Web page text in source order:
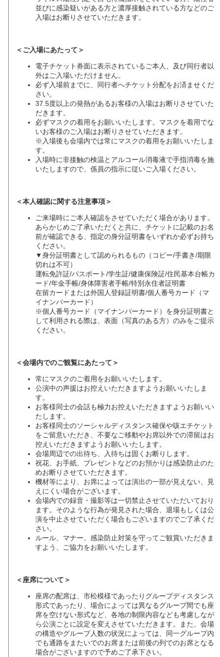
並びに感染疑いがある方と濃厚接触されている方などのご
入場はお断りさせていただきます。
＜ご入場にあたって＞
電子チケット券面に表示されているご本人、及び同行者以
外はご入場いただけません。
必ず入場前までに、同行者へチケット分配をお済ませくだ
さい。
37.5度以上の発熱があるお客様の入場はお断りさせていた
だきます。
必ずマスクの着用をお願いいたします。マスクを着用でな
いお客様のご入場はお断りさせていただきます。
※入場後も会場内では常にマスクの着用をお願いいたしま
す。
入場時に非接触の検温とアルコール消毒液で手指消毒を施
いたしますので、係員の指示に従いご入場ください。
＜本人確認に関する注意事項＞
ご来場時にご本人確認をさせていただく場合があります。
あらかじめご了承いただくと共に、チケットに記載のお名
前が確認できる、指定の身分証明書をいずれか必ずお持ち
ください。
▼身分証明書として認められるもの（コピー/手書き/期限
切れは不可）
運転免許証/パスポート/学生証/健康保険証/住民基本台帳カ
ード/年金手帳/身体障害者手帳/特別永住者証明書
在留カードまたは外国人登録証明書/個人番号カード（マ
イナンバーカード）
※個人番号カード（マイナンバーカード）を身分証明書と
して利用される際は、表面（写真のある方）のみをご提示
ください。
＜会場内でのご観覧にあたって＞
常にマスクのご着用をお願いいたします。
公演中の声援はお控えいただきますようお願いいたしま
す。
お客様同士の会話も極力お控えいただきますようお願いい
たします。
お客様同士のソーシャルディスタンス確保や咳エチケット
をご留意いただき、不要なご移動やお席以外での滞留はお
控えいただきますようお願いいたします。
会場周辺での出待ち、入待ちは固くお断りします。
祝花、お手紙、プレゼントなどのお預かりは感染防止のた
めお断りさせていただきます。
機材等により、お席によっては演出の一部が見えない、見
えにくい場合がございます。
会場内での録音・撮影等は一切禁止させていただいており
ます。そのような行為が発見された場合、退場もしくは公
演を中止させていただく場合もございますのでご了承くだ
さい。
ルール、マナー、感染防止対策を守ってご観賞いただきま
すよう、ご協力をお願いいたします。
＜座席について＞
座席の配席は、市松模様であったりグループディスタンス
形式であったり、場合によっては異なるグループ間でも座
席を空けない形式など、各地の制限内容なども考慮しなが
ら公演ごとに設定を変えさせていただきます。また、会場
の構造やグループ人数の状況によっては、同一グループ内
でも通路をまたいでのお席または前後の列でのお席となる
場合がございますので予めご了承下さい。